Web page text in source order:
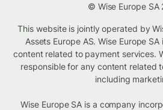
© Wise Europe SA
This website is jointly operated by
Assets Europe AS. Wise Europe
content related to payment services.
responsible for any content related
including
Wise Europe SA is a company